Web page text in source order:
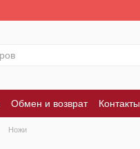
Обмен и возврат Контакты
Ножи